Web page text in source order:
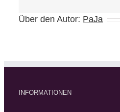
Über den Autor: PaJa
INFORMATIONEN